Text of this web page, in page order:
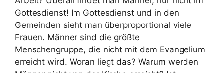
Gottesdienst! Im Gottesdienst und in den
Gemeinden sieht man überproportional viele
Frauen. Männer sind die größte
Menschengruppe, die nicht mit dem Evangelium
erreicht wird. Woran liegt das? Warum werden